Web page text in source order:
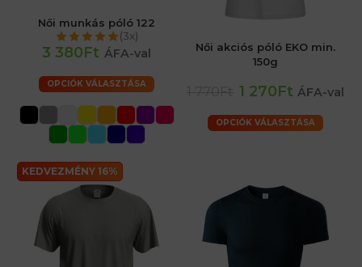
Női munkás póló 122
(3x)
3 380Ft ÁFA-val
OPCIÓK VÁLASZTÁSA
Női akciós póló EKO min.
150g
1 270Ft ÁFA-val
OPCIÓK VÁLASZTÁSA
KEDVEZMÉNY 16%